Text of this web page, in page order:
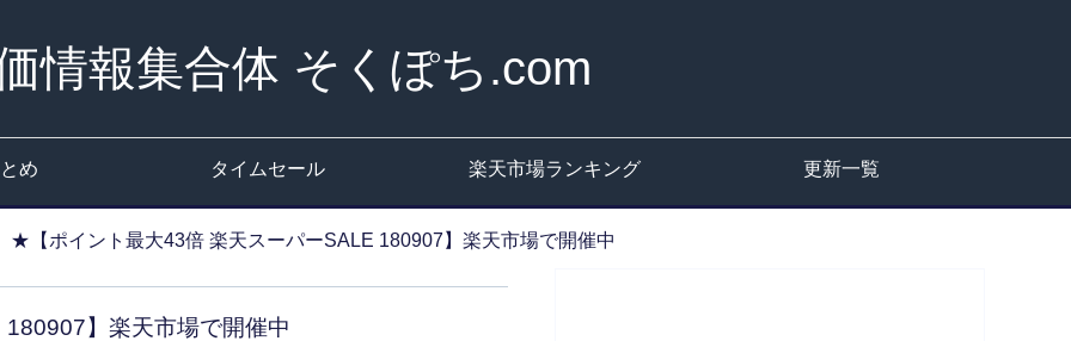
情報集合体 そくぽち.com
め タイムセール 楽天市場ランキング 更新一覧
★【ポイント最大43倍 楽天スーパーSALE 180907】楽天市場で開催中
】楽天市場で開催中